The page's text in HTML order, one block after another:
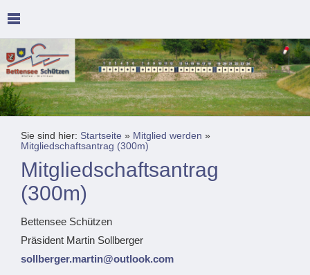
Sie sind hier: Startseite » Mitglied werden »
Mitgliedschaftsantrag (300m)
Mitgliedschaftsantrag
(300m)
Bettensee Schützen
Präsident Martin Sollberger
sollberger.martin@outlook.com